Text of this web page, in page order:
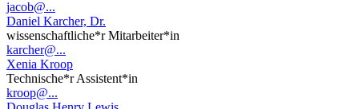
jacob@...
Daniel Karcher, Dr.
wissenschaftliche*r Mitarbeiter*in
karcher@...
Xenia Kroop
Technische*r Assistent*in
kroop@...